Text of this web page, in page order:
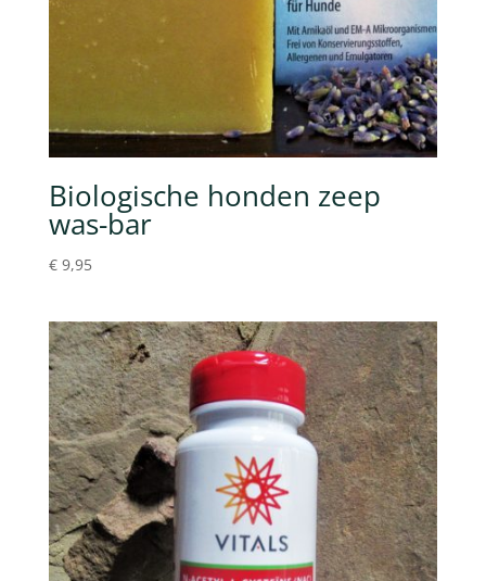
Biologische honden zeep
was-bar
€9,95